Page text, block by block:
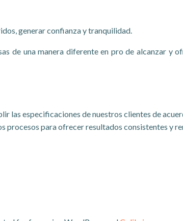
generar confianza y tranquilidad.
de una manera diferente en pro de alcanzar y
las especificaciones de nuestros clientes de
procesos para ofrecer resultados consistentes y